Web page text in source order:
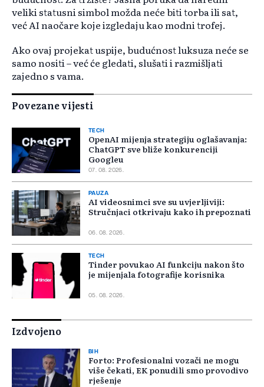
veliki statusni simbol možda neće biti torba ili sat,
već AI naočare koje izgledaju kao modni trofej.
Ako ovaj projekat uspije, budućnost luksuza neće se
samo nositi – već će gledati, slušati i razmišljati
zajedno s vama.
Povezane vijesti
TECH
OpenAI mijenja strategiju oglašavanja:
ChatGPT sve bliže konkurenciji
Googleu
07. 08. 2026.
PAUZA
AI videosnimci sve su uvjerljiviji:
Stručnjaci otkrivaju kako ih prepoznati
06. 08. 2026.
TECH
Tinder povukao AI funkciju nakon što
je mijenjala fotografije korisnika
05. 08. 2026.
Izdvojeno
BIH
Forto: Profesionalni vozači ne mogu
više čekati, EK ponudili smo provodivo
rješenje